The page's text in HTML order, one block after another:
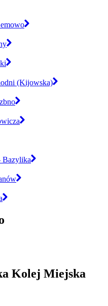
(Kijowska)
Bazylika
Kolej Miejska